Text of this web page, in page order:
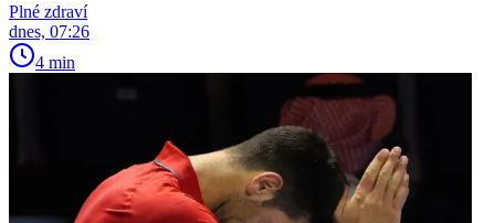
Plné zdraví
dnes, 07:26
4 min